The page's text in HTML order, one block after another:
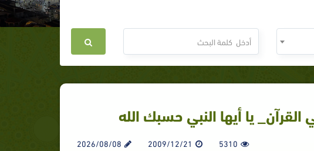
يا أيها النبي حسبك الله
5310
2009/12/21
2026/08/08